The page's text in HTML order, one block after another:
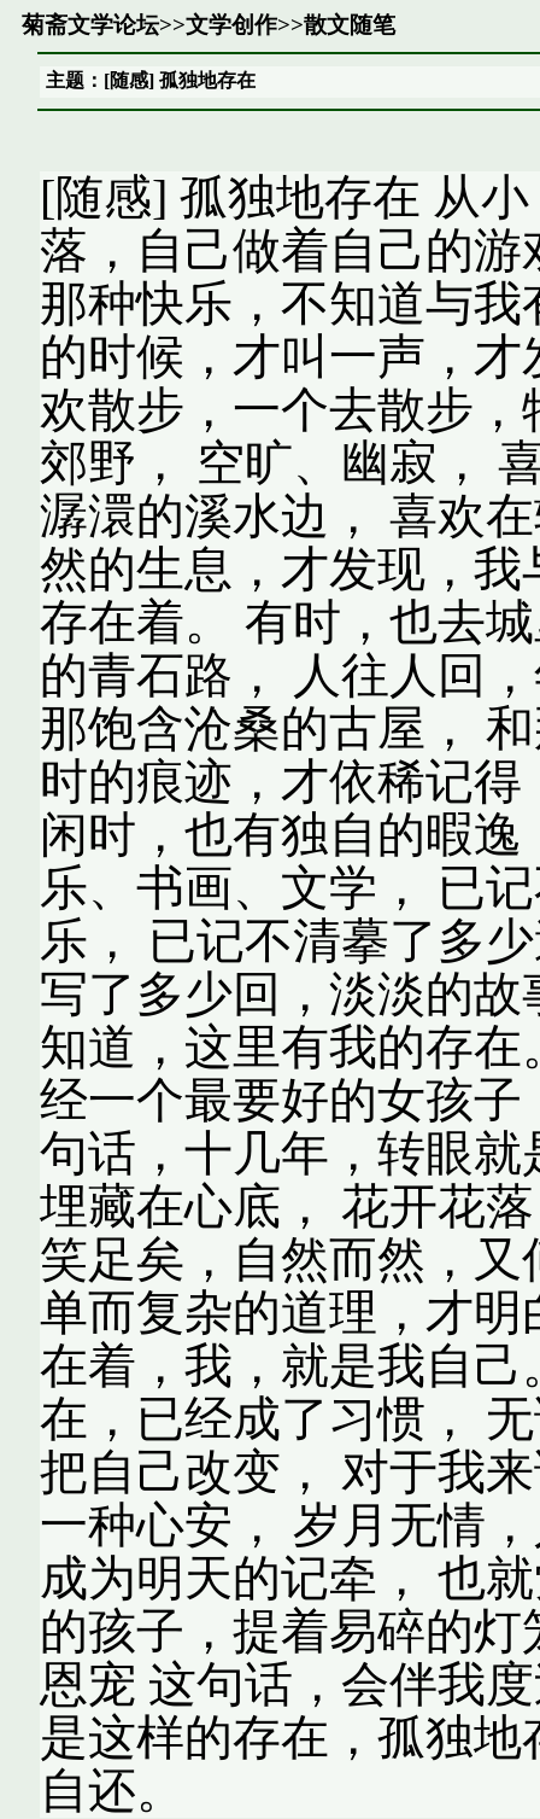
菊斋文学论坛>>文学创作>>散文随笔
主题：[随感] 孤独地存在
[随感] 孤独地存在 从
落，自己做着自己的
那种快乐，不知道与
的时候，才叫一声，
欢散步，一个去散步
郊野， 空旷、幽寂，
潺澴的溪水边， 喜欢
然的生息，才发现，
存在着。 有时，也去
的青石路， 人往人回
那饱含沧桑的古屋，
时的痕迹，才依稀记
闲时，也有独自的暇
乐、书画、文学， 已
乐， 已记不清摹了多
写了多少回，淡淡的
知道，这里有我的存
经一个最要好的女孩
句话，十几年，转眼
埋藏在心底， 花开花
笑足矣，自然而然，
单而复杂的道理，才
在着，我，就是我自
在，已经成了习惯，
把自己改变， 对于我
一种心安， 岁月无情
成为明天的记牵， 也
的孩子，提着易碎的
恩宠 这句话，会伴
是这样的存在，孤独
自还。